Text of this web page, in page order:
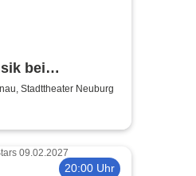
bei
Stadttheater Neuburg
20:00 Uhr